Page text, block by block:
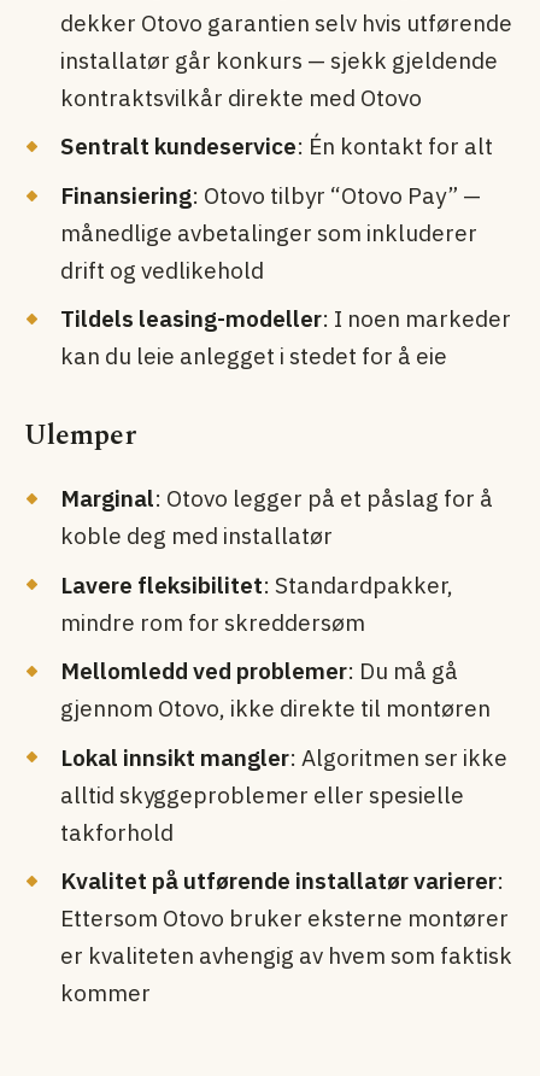
dekker Otovo garantien selv hvis utførende
installatør går konkurs — sjekk gjeldende
kontraktsvilkår direkte med Otovo
Sentralt kundeservice: Én kontakt for alt
Finansiering: Otovo tilbyr “Otovo Pay” —
månedlige avbetalinger som inkluderer
drift og vedlikehold
Tildels leasing-modeller: I noen markeder
kan du leie anlegget i stedet for å eie
Ulemper
Marginal: Otovo legger på et påslag for å
koble deg med installatør
Lavere fleksibilitet: Standardpakker,
mindre rom for skreddersøm
Mellomledd ved problemer: Du må gå
gjennom Otovo, ikke direkte til montøren
Lokal innsikt mangler: Algoritmen ser ikke
alltid skygge­problemer eller spesielle
takforhold
Kvalitet på utførende installatør varierer:
Ettersom Otovo bruker eksterne montører
er kvaliteten avhengig av hvem som faktisk
kommer